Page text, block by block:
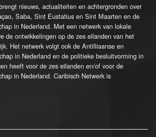
nieuws, actualiteiten en achtergronden over
Saba, Sint Eustatius en Sint Maarten en de
in Nederland. Met een netwerk van lokale
de ontwikkelingen op de zes eilanden van het
Het netwerk volgt ook de Antilliaanse en
in Nederland en de politieke besluitvorming in
heeft voor de zes eilanden en/of voor de
in Nederland. Caribisch Netwerk is